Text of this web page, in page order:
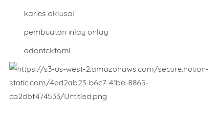
karies oklusal
pembuatan inlay onlay
odontektomi